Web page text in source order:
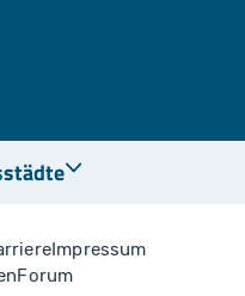
Impressum
Forum